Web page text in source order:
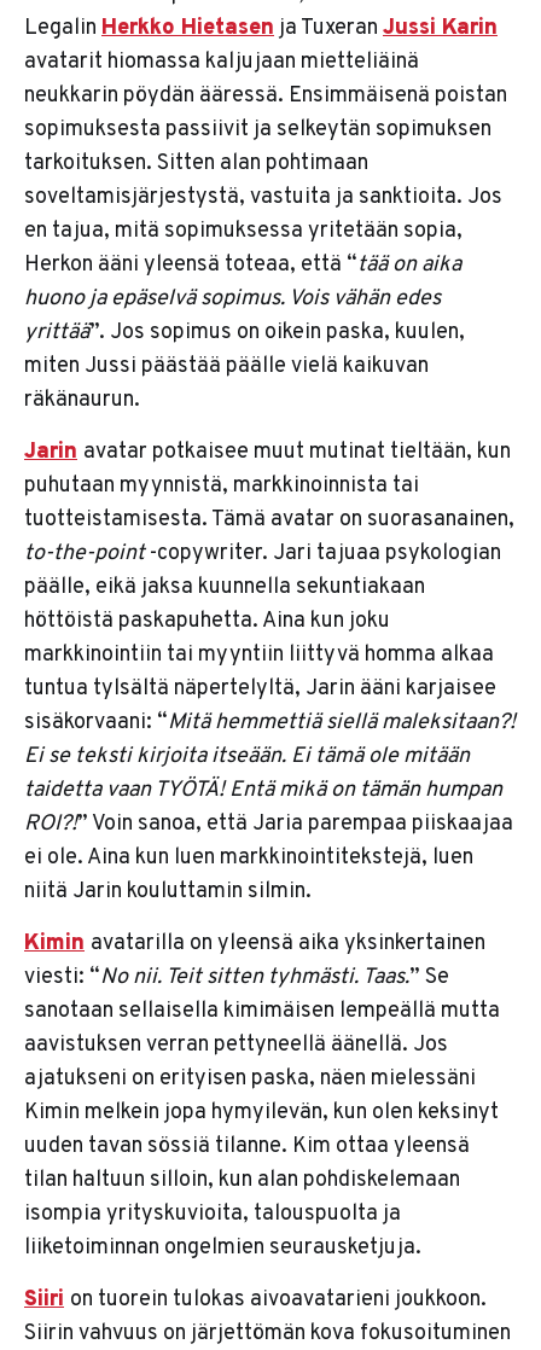
Legalin Herkko Hietasen ja Tuxeran Jussi Karin
avatarit hiomassa kaljujaan mietteliäinä
neukkarin pöydän ääressä. Ensimmäisenä poistan
sopimuksesta passiivit ja selkeytän sopimuksen
tarkoituksen. Sitten alan pohtimaan
soveltamisjärjestystä, vastuita ja sanktioita. Jos
en tajua, mitä sopimuksessa yritetään sopia,
Herkon ääni yleensä toteaa, että “tää on aika
huono ja epäselvä sopimus. Vois vähän edes
yrittää”. Jos sopimus on oikein paska, kuulen,
miten Jussi päästää päälle vielä kaikuvan
räkänaurun.
Jarin avatar potkaisee muut mutinat tieltään, kun
puhutaan myynnistä, markkinoinnista tai
tuotteistamisesta. Tämä avatar on suorasanainen,
to-the-point-copywriter. Jari tajuaa psykologian
päälle, eikä jaksa kuunnella sekuntiakaan
höttöistä paskapuhetta. Aina kun joku
markkinointiin tai myyntiin liittyvä homma alkaa
tuntua tylsältä näpertelyltä, Jarin ääni karjaisee
sisäkorvaani: “Mitä hemmettiä siellä maleksitaan?!
Ei se teksti kirjoita itseään. Ei tämä ole mitään
taidetta vaan TYÖTÄ! Entä mikä on tämän humpan
ROI?!” Voin sanoa, että Jaria parempaa piiskaajaa
ei ole. Aina kun luen markkinointitekstejä, luen
niitä Jarin kouluttamin silmin.
Kimin avatarilla on yleensä aika yksinkertainen
viesti: “No nii. Teit sitten tyhmästi. Taas.” Se
sanotaan sellaisella kimimäisen lempeällä mutta
aavistuksen verran pettyneellä äänellä. Jos
ajatukseni on erityisen paska, näen mielessäni
Kimin melkein jopa hymyilevän, kun olen keksinyt
uuden tavan sössiä tilanne. Kim ottaa yleensä
tilan haltuun silloin, kun alan pohdiskelemaan
isompia yrityskuvioita, talouspuolta ja
liiketoiminnan ongelmien seurausketjuja.
Siiri on tuorein tulokas aivoavatarieni joukkoon.
Siirin vahvuus on järjettömän kova fokusoituminen